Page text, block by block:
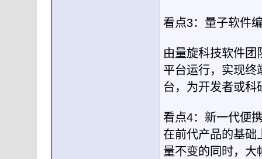
看点3：量子软件
由量旋科技软件团
平台运行，实现终
台，为开发者或科
看点4：新一代便
在前代产品的基础
量不变的同时，大